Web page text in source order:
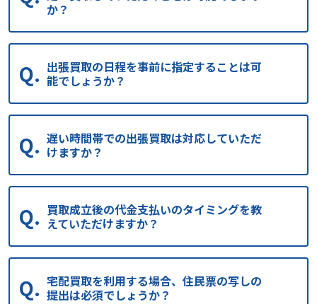
か？
出張買取の日程を事前に指定することは可
能でしょうか？
遅い時間帯での出張買取は対応していただ
けますか？
買取成立後の代金支払いのタイミングを教
えていただけますか？
宅配買取を利用する場合、住民票の写しの
提出は必須でしょうか？